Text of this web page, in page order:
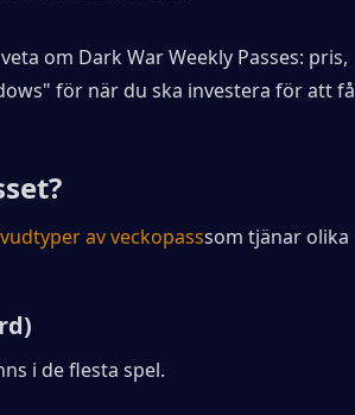
om Dark War Weekly Passes: pris,
för när du ska investera för att få
av veckopasssom tjänar olika
i de flesta spel.